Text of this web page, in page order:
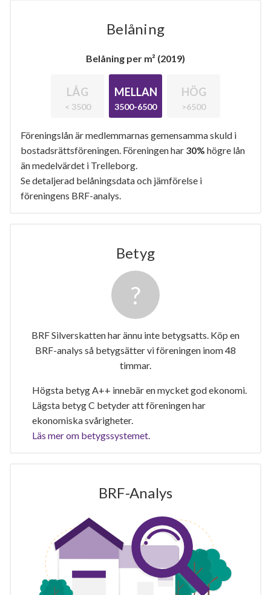
Belåning
Belåning per m² (2019)
LÅG
< 3500
MELLAN
3500-6500
HÖG
>6500
Föreningslån är medlemmarnas gemensamma skuld i
bostadsrättsföreningen. Föreningen har 30% högre lån
än medelvärdet i Trelleborg.
Se detaljerad belåningsdata och jämförelse i
föreningens BRF-analys.
Betyg
BRF Silverskatten har ännu inte betygsatts. Köp en
BRF-analys så betygsätter vi föreningen inom 48
timmar.
Högsta betyg A++ innebär en mycket god ekonomi.
Lägsta betyg C betyder att föreningen har
ekonomiska svårigheter.
Läs mer om betygssystemet.
BRF-Analys